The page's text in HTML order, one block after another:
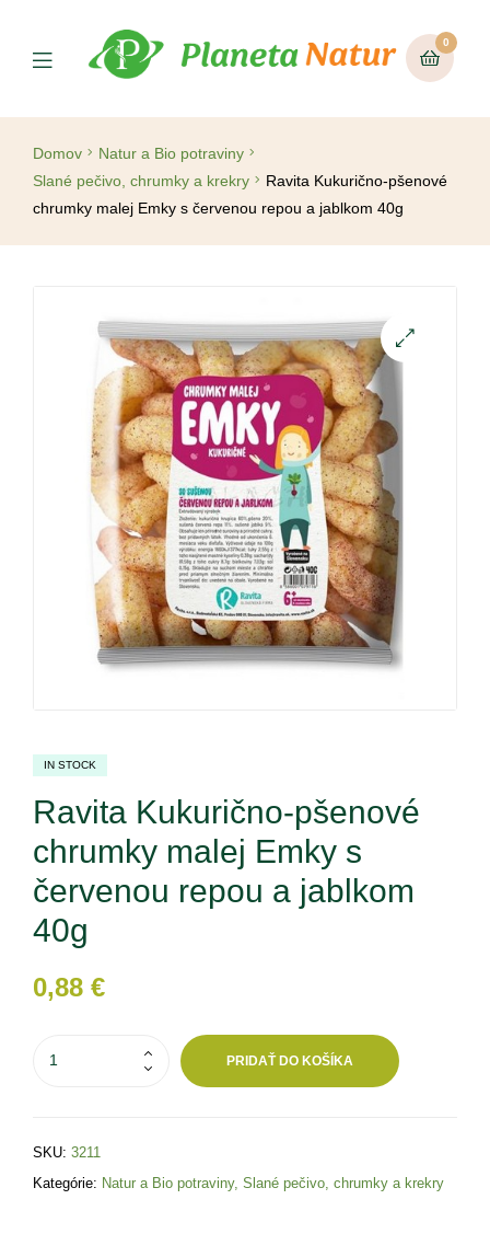
0
Domov
Natur a Bio potraviny
Slané pečivo, chrumky a krekry
Ravita Kukurično-pšenové
chrumky malej Emky s červenou repou a jablkom 40g
IN STOCK
Ravita Kukurično-pšenové
chrumky malej Emky s
červenou repou a jablkom
40g
0,88 €
PRIDAŤ DO KOŠÍKA
SKU: 3211
Kategórie: Natur a Bio potraviny, Slané pečivo, chrumky a krekry